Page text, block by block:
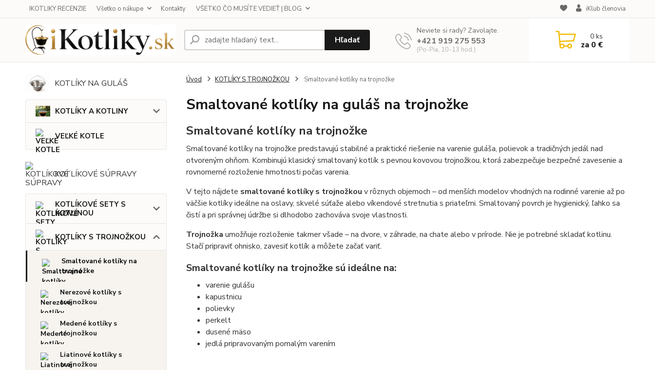
IKOTLIKY RECENZIE Všetko o nákupe Kontakty VŠETKO ČO MUSÍTE VEDIEŤ | BLOG iKlub členovia
Hľadať
Neviete si rady? Zavolajte.
+421 919 275 553
(Po-Pia, 10-13 hod.)
0ks
za 0 €
KOTLÍKY NA GULÁŠ
KOTLÍKY A KOTLINY
VEĽKÉ KOTLE
KOTLÍKOVÉ SÚPRAVY
KOTLÍKOVÉ SETY S
KOTLINOU
KOTLÍKY S TROJNOŽKOU
Smaltované kotlíky na
trojnožke
Nerezové kotlíky s
trojnožkou
Medené kotlíky s
trojnožkou
Liatinové kotlíky s
trojnožkou
Úvod KOTLÍKY S TROJNOŽKOU Smaltované kotlíky na trojnožke
Smaltované kotlíky na guláš na trojnožke
Smaltované kotlíky na trojnožke
Smaltované kotlíky na trojnožke predstavujú stabilné a praktické riešenie na varenie guláša, polievok a tradičných jedál nad
otvoreným ohňom. Kombinujú klasický smaltovaný kotlík s pevnou kovovou trojnožkou, ktorá zabezpečuje bezpečné zavesenie a
rovnomerné rozloženie hmotnosti počas varenia.
V tejto nájdete smaltované kotlíky s trojnožkou v rôznych objemoch – od menších modelov vhodných na rodinné varenie až po
väčšie kotlíky ideálne na oslavy, skvelé súťaže alebo víkendové stretnutia s priateľmi. Smaltovaný povrch je hygienický, ľahko sa
čistí a pri správnej údržbe si dlhodobo zachováva svoje vlastnosti.
Trojnožka umožňuje rozloženie takmer všade – na dvore, v záhrade, na chate alebo v prírode. Nie je potrebné skladať kotlinu.
Stačí pripraviť ohnisko, zavesiť kotlík a môžete začať variť.
Smaltované kotlíky na trojnožke sú ideálne na:
varenie gulášu
kapustnicu
polievky
perkelt
dusené mäso
jedlá pripravovaným pomalým varením